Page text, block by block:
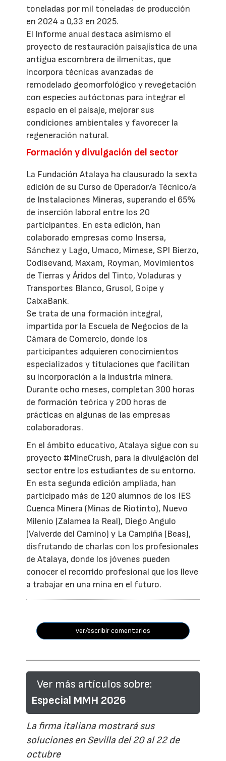
toneladas por mil toneladas de producción
en 2024 a 0,33 en 2025.
El Informe anual destaca asimismo el
proyecto de restauración paisajística de una
antigua escombrera de ilmenitas, que
incorpora técnicas avanzadas de
remodelado geomorfológico y revegetación
con especies autóctonas para integrar el
espacio en el paisaje, mejorar sus
condiciones ambientales y favorecer la
regeneración natural.
Formación y divulgación del sector
La Fundación Atalaya ha clausurado la sexta
edición de su Curso de Operador/a Técnico/a
de Instalaciones Mineras, superando el 65%
de inserción laboral entre los 20
participantes. En esta edición, han
colaborado empresas como Insersa,
Sánchez y Lago, Umaco, Mimese, SPI Bierzo,
Codisevand, Maxam, Royman, Movimientos
de Tierras y Áridos del Tinto, Voladuras y
Transportes Blanco, Grusol, Goipe y
CaixaBank.
Se trata de una formación integral,
impartida por la Escuela de Negocios de la
Cámara de Comercio, donde los
participantes adquieren conocimientos
especializados y titulaciones que facilitan
su incorporación a la industria minera.
Durante ocho meses, completan 300 horas
de formación teórica y 200 horas de
prácticas en algunas de las empresas
colaboradoras.
En el ámbito educativo, Atalaya sigue con su
proyecto #MineCrush, para la divulgación del
sector entre los estudiantes de su entorno.
En esta segunda edición ampliada, han
participado más de 120 alumnos de los IES
Cuenca Minera (Minas de Riotinto), Nuevo
Milenio (Zalamea la Real), Diego Angulo
(Valverde del Camino) y La Campiña (Beas),
disfrutando de charlas con los profesionales
de Atalaya, donde los jóvenes pueden
conocer el recorrido profesional que los lleve
a trabajar en una mina en el futuro.
ver/escribir comentarios
Ver más artículos sobre:
Especial MMH 2026
La firma italiana mostrará sus
soluciones en Sevilla del 20 al 22 de
octubre